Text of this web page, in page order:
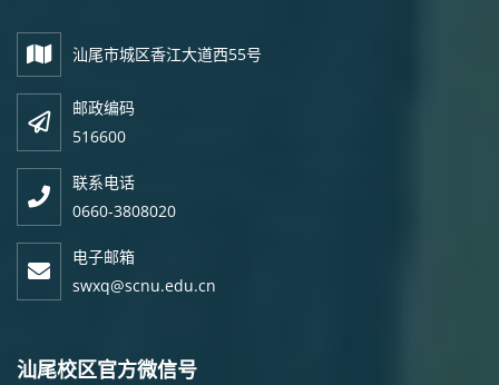
汕尾市城区香江大道西55号
邮政编码
516600
联系电话
0660-3808020
电子邮箱
swxq@scnu.edu.cn
汕尾校区官方微信号